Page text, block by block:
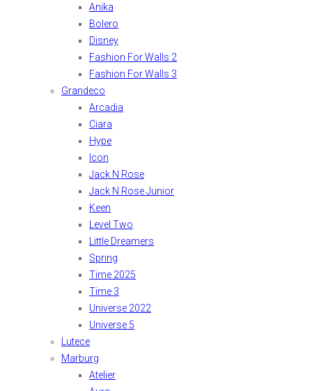
Anika
Bolero
Disney
Fashion For Walls 2
Fashion For Walls 3
Grandeco
Arcadia
Ciara
Hype
Icon
Jack N Rose
Jack N Rose Junior
Keen
Level Two
Little Dreamers
Spring
Time 2025
Time 3
Universe 2022
Universe 5
Lutece
Marburg
Atelier